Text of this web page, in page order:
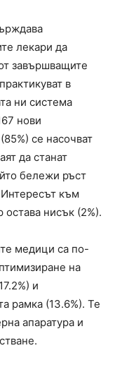
лекари да
завършващите
в
ни система
нови
се насочват
да станат
бележи ръст
към
нисък (2%).
медици са по-
на
и
рамка (13.6%). Те
апаратура и